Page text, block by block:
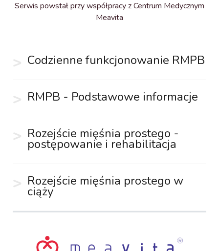
Serwis powstał przy współpracy z Centrum Medycznym
Meavita
Codzienne funkcjonowanie RMPB
RMPB - Podstawowe informacje
Rozejście mięśnia prostego -
postępowanie i rehabilitacja
Rozejście mięśnia prostego w
ciąży